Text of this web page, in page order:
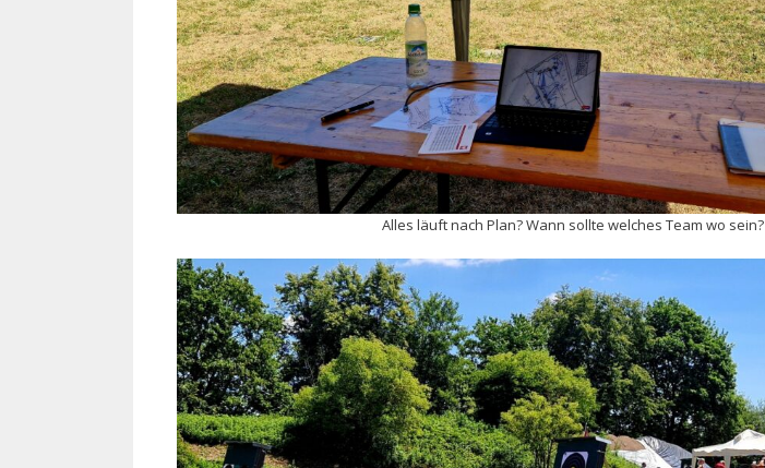
Alles läuft nach Plan? Wann sollte welches Team wo sein?